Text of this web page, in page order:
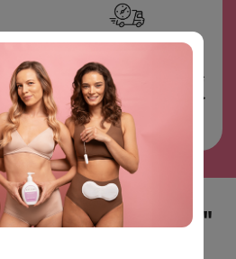
تحصلين على توصيل تلقائي
حسب التكرار الذي تختارينه
بنفسك.
"لا تعتمدي على